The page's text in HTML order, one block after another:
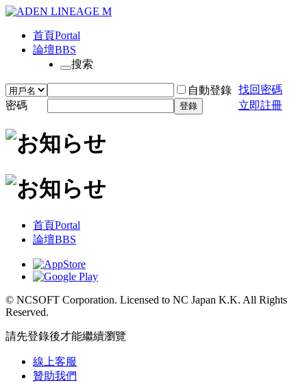
首頁Portal
論壇BBS
搜索
自動登錄 找回密碼
密碼
登錄 立即註冊
首頁Portal
論壇BBS
© NCSOFT Corporation. Licensed to NC Japan K.K. All Rights
Reserved.
請先登錄後才能繼續瀏覽
線上客服
贊助我們